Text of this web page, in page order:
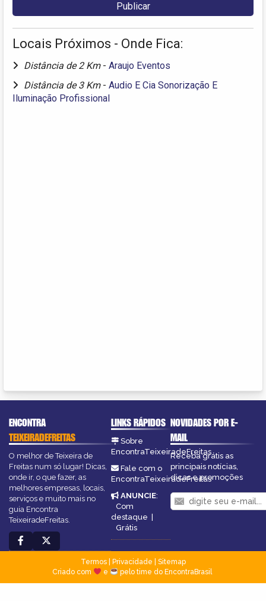
Locais Próximos - Onde Fica:
Distância de 2 Km - Araujo Eventos
Distância de 3 Km - Audio E Cia Sonorização E
Iluminação Profissional
ENCONTRA
TEIXEIRADEFREITAS
O melhor de Teixeira de
Freitas num só lugar! Dicas,
onde ir, o que fazer, as
melhores empresas, locais,
serviços e muito mais no
guia Encontra
TeixeiradeFreitas.
LINKS RÁPIDOS
Sobre
EncontraTeixeiradeFreitas
Fale com o
EncontraTeixeiradeFreitas
ANUNCIE:
Com
destaque |
Grátis
NOVIDADES POR E-
MAIL
Receba grátis as
principais notícias,
dicas e promoções
Termos| Privacidade
Sitemap
Criado com
e pelo time do EncontraBrasil